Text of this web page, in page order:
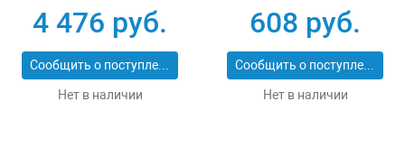
Stayer PROFI 3318-60
4 476 руб.
Сообщить о поступлении
Нет в наличии
608 руб.
Сообщить о поступлении
Нет в наличии